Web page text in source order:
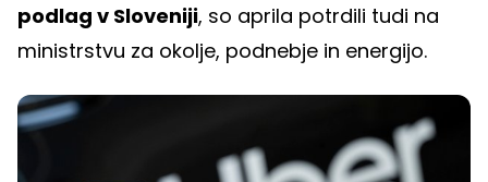
podlag v Sloveniji, so aprila potrdili tudi na
ministrstvu za okolje, podnebje in energijo.